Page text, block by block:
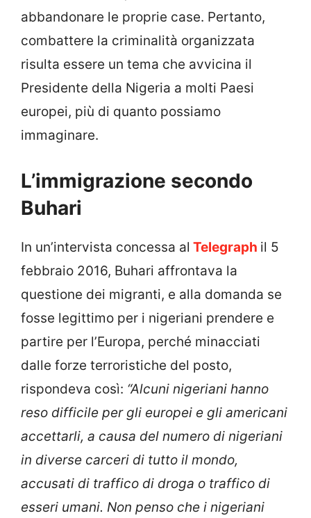
abbandonare le proprie case. Pertanto,
combattere la criminalità organizzata
risulta essere un tema che avvicina il
Presidente della Nigeria a molti Paesi
europei, più di quanto possiamo
immaginare.
L’immigrazione secondo
Buhari
In un’intervista concessa al Telegraph il 5
febbraio 2016, Buhari affrontava la
questione dei migranti, e alla domanda se
fosse legittimo per i nigeriani prendere e
partire per l’Europa, perché minacciati
dalle forze terroristiche del posto,
rispondeva così: “Alcuni nigeriani hanno
reso difficile per gli europei e gli americani
accettarli, a causa del numero di nigeriani
in diverse carceri di tutto il mondo,
accusati di traffico di droga o traffico di
esseri umani. Non penso che i nigeriani